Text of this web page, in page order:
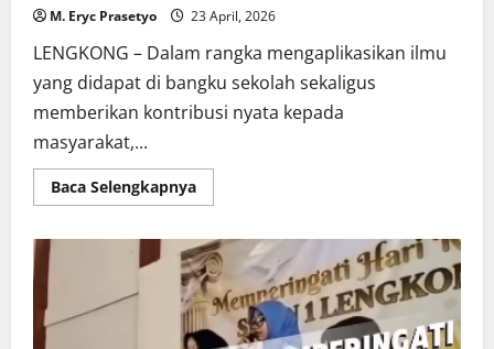
M. Eryc Prasetyo 23 April, 2026
LENGKONG – Dalam rangka mengaplikasikan ilmu
yang didapat di bangku sekolah sekaligus
memberikan kontribusi nyata kepada
masyarakat,...
Baca SelengkapnyaRead
more
Pelayanan
kepada
Masyarakat
Melalui
Bakti
SMK,
Jurusan